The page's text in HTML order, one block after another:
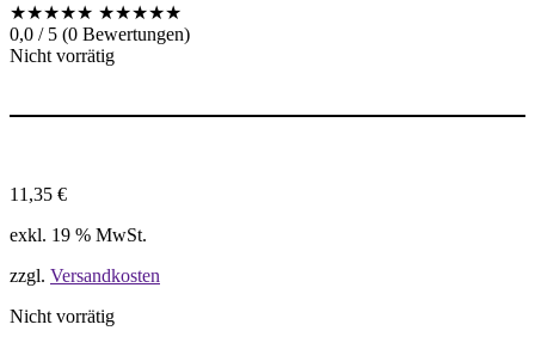
★★★★★ ★★★★★
0,0 / 5 (0 Bewertungen)
Nicht vorrätig
11,35 €
exkl. 19 % MwSt.
zzgl. Versandkosten
Nicht vorrätig